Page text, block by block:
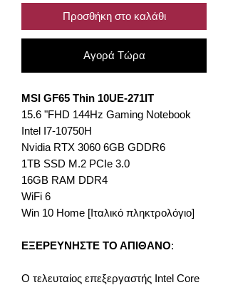
Προσθήκη στο καλάθι
Αγορά Τώρα
MSI GF65 Thin 10UE-271IT
15.6 "FHD 144Hz Gaming Notebook
Intel I7-10750H
Nvidia RTX 3060 6GB GDDR6
1TB SSD M.2 PCIe 3.0
16GB RAM DDR4
WiFi 6
Win 10 Home [Ιταλικό πληκτρολόγιο]
ΕΞΕΡΕΥΝΗΣΤΕ ΤΟ ΑΠΙΘΑΝΟ:
Ο τελευταίος επεξεργαστής Intel Core